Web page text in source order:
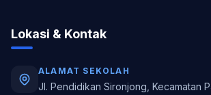
Lokasi & Kontak
ALAMAT SEKOLAH
Jl. Pendidikan Sironjong, Kecamatan